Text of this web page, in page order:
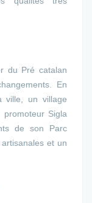
du Pré catalan
En
ville, un village
Sigla
de son Parc
et un